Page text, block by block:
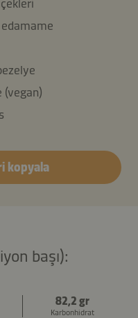
(vegan)
kopyala
başı):
82,2 gr
Karbonhidrat